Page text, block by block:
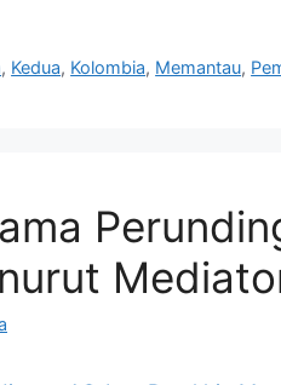
, Kedua, Kolombia, Memantau,